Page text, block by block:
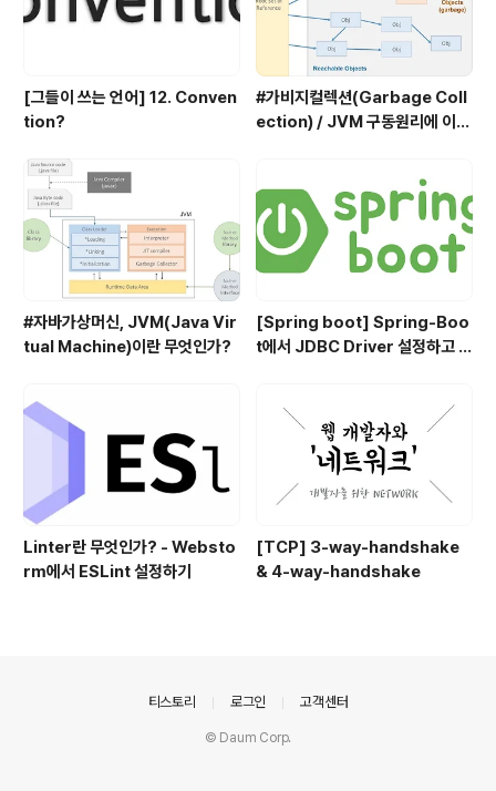
[그들이 쓰는 언어] 12. Conven
tion?
#가비지컬렉션(Garbage Coll
ection) / JVM 구동원리에 이어
#자바가상머신, JVM(Java Vir
tual Machine)이란 무엇인가?
[Spring boot] Spring-Boo
t에서 JDBC Driver 설정하고 사
Linter란 무엇인가? - Websto
rm에서 ESLint 설정하기
[TCP] 3-way-handshake
& 4-way-handshake
티스토리 로그인 고객센터
© Daum Corp.